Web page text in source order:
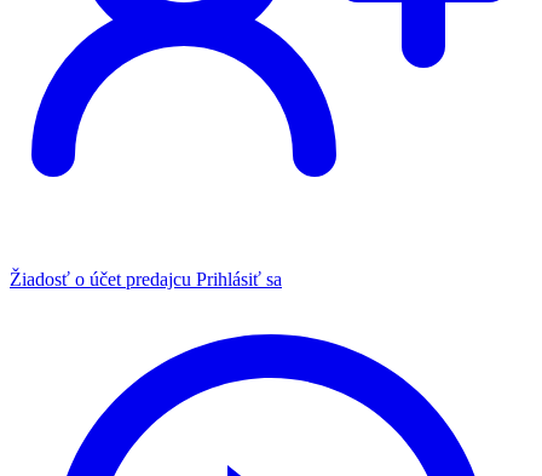
Žiadosť o účet predajcu Prihlásiť sa